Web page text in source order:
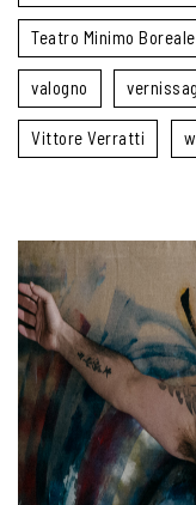
Teatro Minimo Boreale
valogno
Vittore Verratti